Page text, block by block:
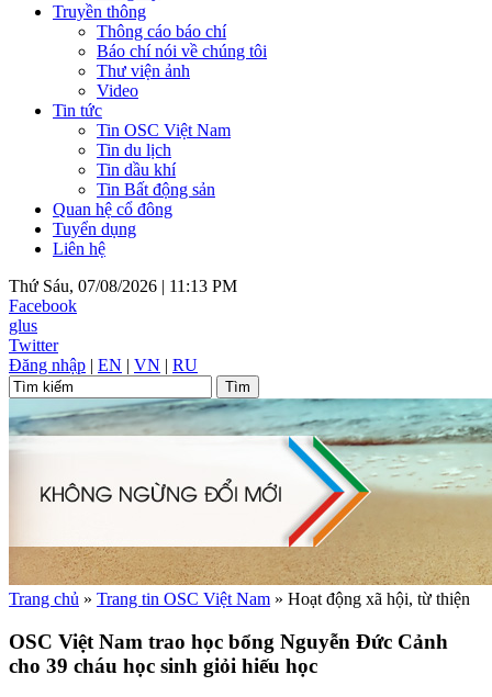
Truyền thông
Thông cáo báo chí
Báo chí nói về chúng tôi
Thư viện ảnh
Video
Tin tức
Tin OSC Việt Nam
Tin du lịch
Tin dầu khí
Tin Bất động sản
Quan hệ cổ đông
Tuyển dụng
Liên hệ
Thứ Sáu, 07/08/2026 | 11:13 PM
Facebook
glus
Twitter
Đăng nhập | EN | VN | RU
Trang chủ » Trang tin OSC Việt Nam » Hoạt động xã hội, từ thiện
OSC Việt Nam trao học bổng Nguyễn Đức Cảnh
cho 39 cháu học sinh giỏi hiếu học